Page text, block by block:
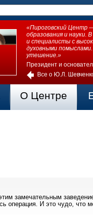
«Пироговский Центр
образования и науки.
и специалисты с
духовными
утешение.»
Президент и
Все о Ю.Л.
О Центре
замечательным
операция. И это чудо, что